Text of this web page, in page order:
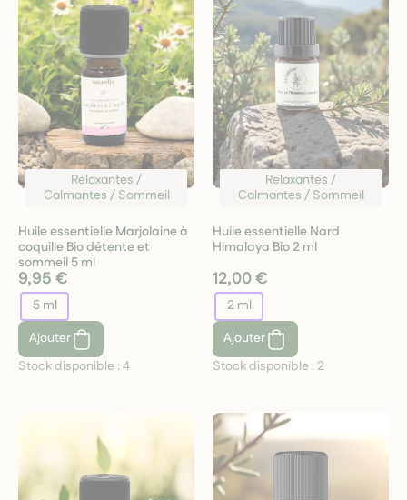
Relaxantes /
Calmantes / Sommeil
Huile essentielle Marjolaine à
coquille Bio détente et
sommeil 5 ml
9,95 €
5 ml
Ajouter
Stock disponible :4
Relaxantes /
Calmantes / Sommeil
Huile essentielle Nard
Himalaya Bio 2 ml
12,00 €
2 ml
Ajouter
Stock disponible : 2